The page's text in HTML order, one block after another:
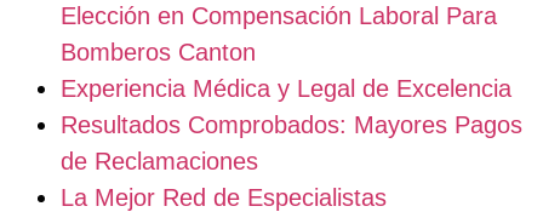
Elección en Compensación Laboral Para
Bomberos Canton
Experiencia Médica y Legal de Excelencia
Resultados Comprobados: Mayores Pagos
de Reclamaciones
La Mejor Red de Especialistas